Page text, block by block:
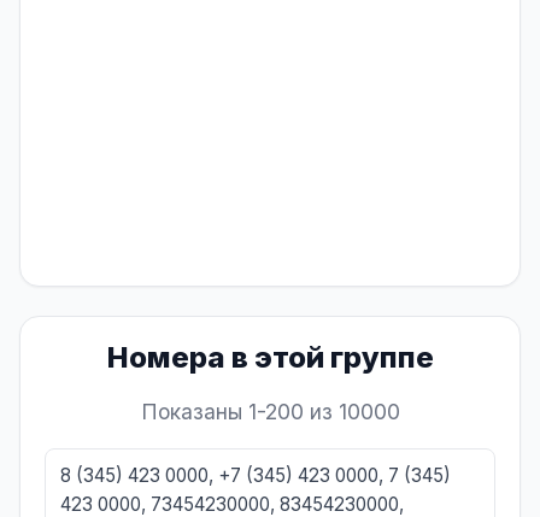
Номера в этой группе
Показаны 1-200 из 10000
8 (345) 423 0000, +7 (345) 423 0000, 7 (345)
423 0000, 73454230000, 83454230000,